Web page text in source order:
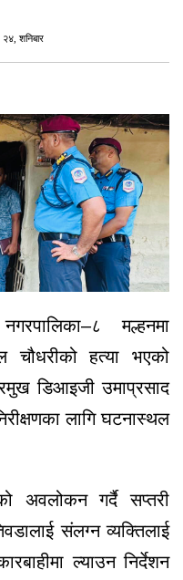
शनिबार
मल्हनमा
चौधरीको हत्या भएको
डिआइजी उमाप्रसाद
लागि घटनास्थल
अवलोकन गर्दै सप्तरी
संलग्न व्यक्तिलाई
ल्याउन निर्देशन